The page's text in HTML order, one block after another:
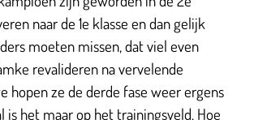
naar de 1e klasse en dan gelijk
moeten missen, dat viel even
revalideren na vervelende
hopen ze de derde fase weer ergens
is het maar op het trainingsveld. Hoe